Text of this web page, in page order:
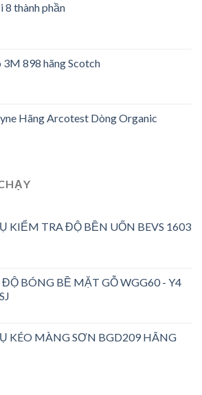
8 thành phần
3M 898 hãng Scotch
Hãng Arcotest Dòng Organic
KIỂM TRA ĐỘ BỀN UỐN BEVS 1603
BÓNG BỀ MẶT GỖ WGG60 - Y4
KÉO MÀNG SƠN BGD209 HÃNG